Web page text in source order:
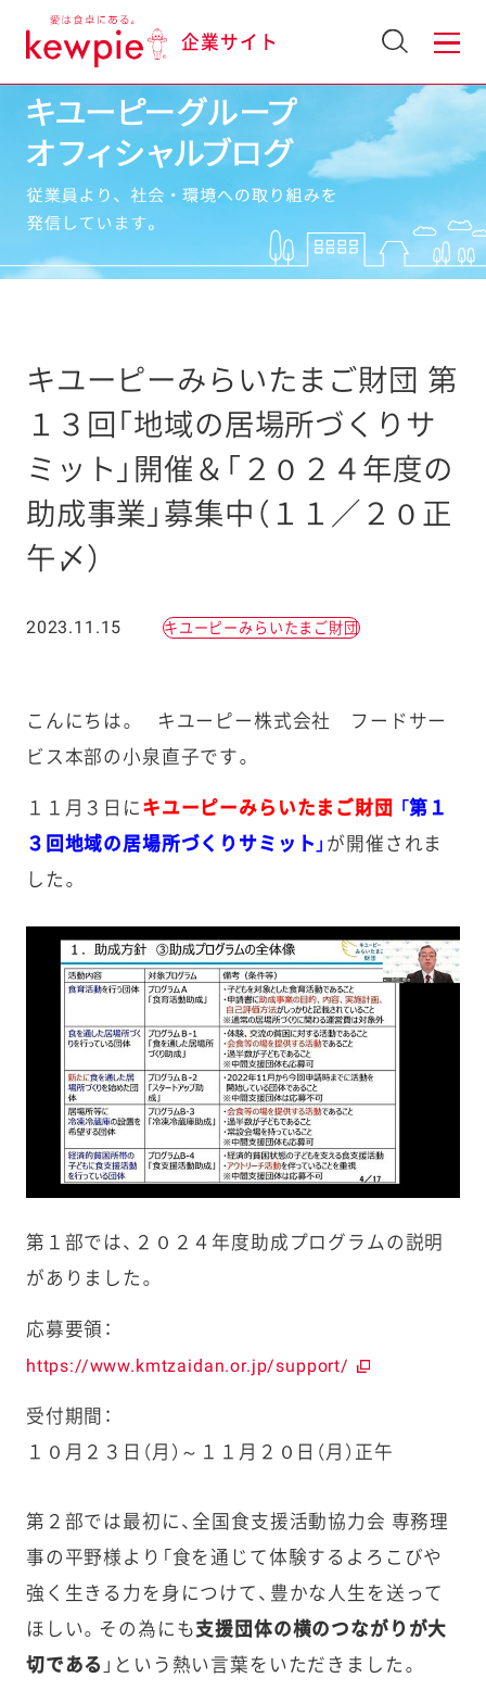
企業サイト
キユーピーみらいたまご財団 第
１３回「地域の居場所づくりサ
ミット」開催＆「２０２４年度の
助成事業」募集中（１１／２０正
午〆）
2023.11.15 キユーピーみらいたまご財団
こんにちは。 キユーピー株式会社 フードサー
ビス本部の小泉直子です。
１１月３日に キユーピーみらいたまご財団 「第１
３回地域の居場所づくりサミット」 が開催されま
した。
第１部では、２０２４年度助成プログラムの説明
がありました。
応募要領：
https://www.kmtzaidan.or.jp/support/
受付期間：
１０月２３日（月）～１１月２０日（月）正午
第２部では最初に、全国食支援活動協力会 専務理
事の平野様より「食を通じて体験するよろこびや
強く生きる力を身につけて、豊かな人生を送って
ほしい。その為にも支援団体の横のつながりが大
切である 」という熱い言葉をいただきました。